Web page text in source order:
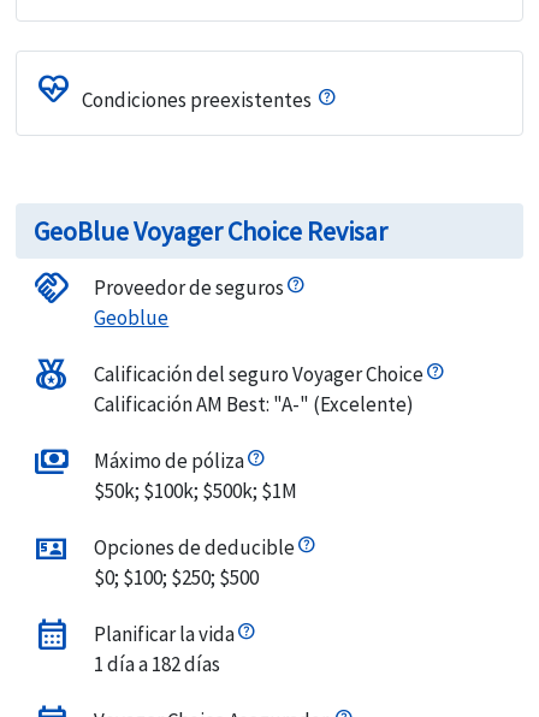
ecg_heart Condiciones preexistentes
GeoBlue Voyager Choice Revisar
handshake
Proveedor de seguros
Geoblue
social_leaderboard
Calificación del seguro Voyager Choice
Calificación AM Best: "A-" (Excelente)
payments
Máximo de póliza
$50k; $100k; $500k; $1M
universal_currency
Opciones de deducible
$0; $100; $250; $500
calendar_month
Planificar la vida
1 día a 182 días